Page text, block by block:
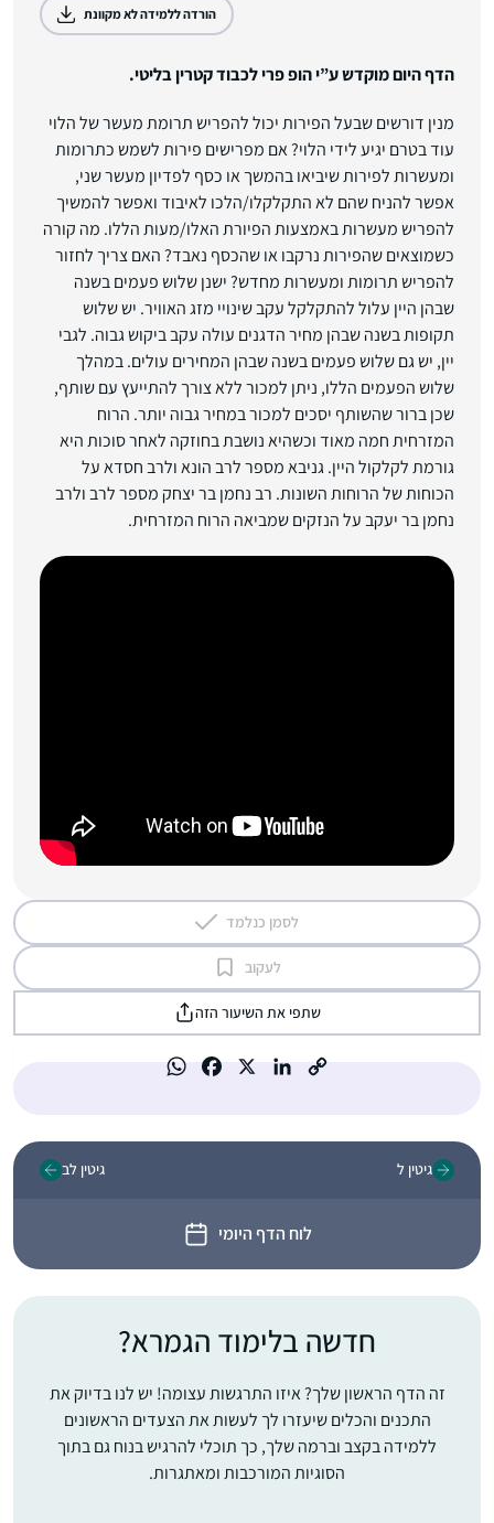
הורדה ללמידה לא מקוונת
הדף היום מוקדש ע”י הופ פרי לכבוד קטרין בליטי.
מנין דורשים שבעל הפירות יכול להפריש תרומת מעשר של הלוי
עוד בטרם יגיע לידי הלוי? אם מפרישים פירות לשמש כתרומות
ומעשרות לפירות שיביאו בהמשך או כסף לפדיון מעשר שני,
אפשר להניח שהם לא התקלקלו/הלכו לאיבוד ואפשר להמשיך
להפריש מעשרות באמצעות הפיורת האלו/מעות הללו. מה קורה
כשמוצאים שהפירות נרקבו או שהכסף נאבד? האם צריך לחזור
להפריש תרומות ומעשרות מחדש? ישנן שלוש פעמים בשנה
שבהן היין עלול להתקלקל עקב שינויי מזג האוויר. יש שלוש
תקופות בשנה שבהן מחיר הדגנים עולה עקב ביקוש גבוה. לגבי
יין, יש גם שלוש פעמים בשנה שבהן המחירים עולים. במהלך
שלוש הפעמים הללו, ניתן למכור ללא צורך להתייעץ עם שותף,
שכן ברור שהשותף יסכים למכור במחיר גבוה יותר. הרוח
המזרחית חמה מאוד וכשהיא נושבת בחוזקה לאחר סוכות היא
גורמת לקלקול היין. גניבא מספר לרב הונא ולרב חסדא על
הכוחות של הרוחות השונות. רב נחמן בר יצחק מספר לרב ולרב
נחמן בר יעקב על הנזקים שמביאה הרוח המזרחית.
לסמן כנלמד
לעקוב
שתפי את השיעור הזה
גיטין ל
לוח הדף היומי
גיטין לב
חדשה בלימוד הגמרא?
זה הדף הראשון שלך? איזו התרגשות עצומה! יש לנו בדיוק את
התכנים והכלים שיעזרו לך לעשות את הצעדים הראשונים
ללמידה בקצב וברמה שלך, כך תוכלי להרגיש בנוח גם בתוך
הסוגיות המורכבות ומאתגרות.